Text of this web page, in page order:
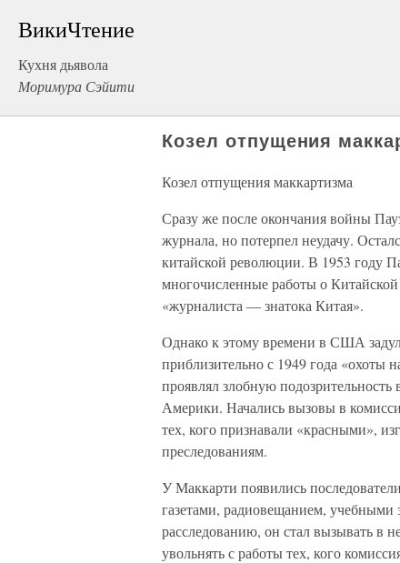
ВикиЧтение
Кухня дьявола
Моримура Сэйити
Козел отпущения
Козел отпущения маккартизма
Сразу же после окончания войны
журнала, но потерпел неудачу.
китайской революции. В 1953 году
многочисленные работы о
«журналиста — знатока Китая».
Однако к этому времени в США задул
приблизительно с 1949 года «охоты
проявлял злобную
Америки. Начались вызовы в
тех, кого признавали «красными»,
преследованиям.
У Маккарти появились
газетами, радиовещанием,
расследованию, он стал вызывать в
увольнять с работы тех, кого